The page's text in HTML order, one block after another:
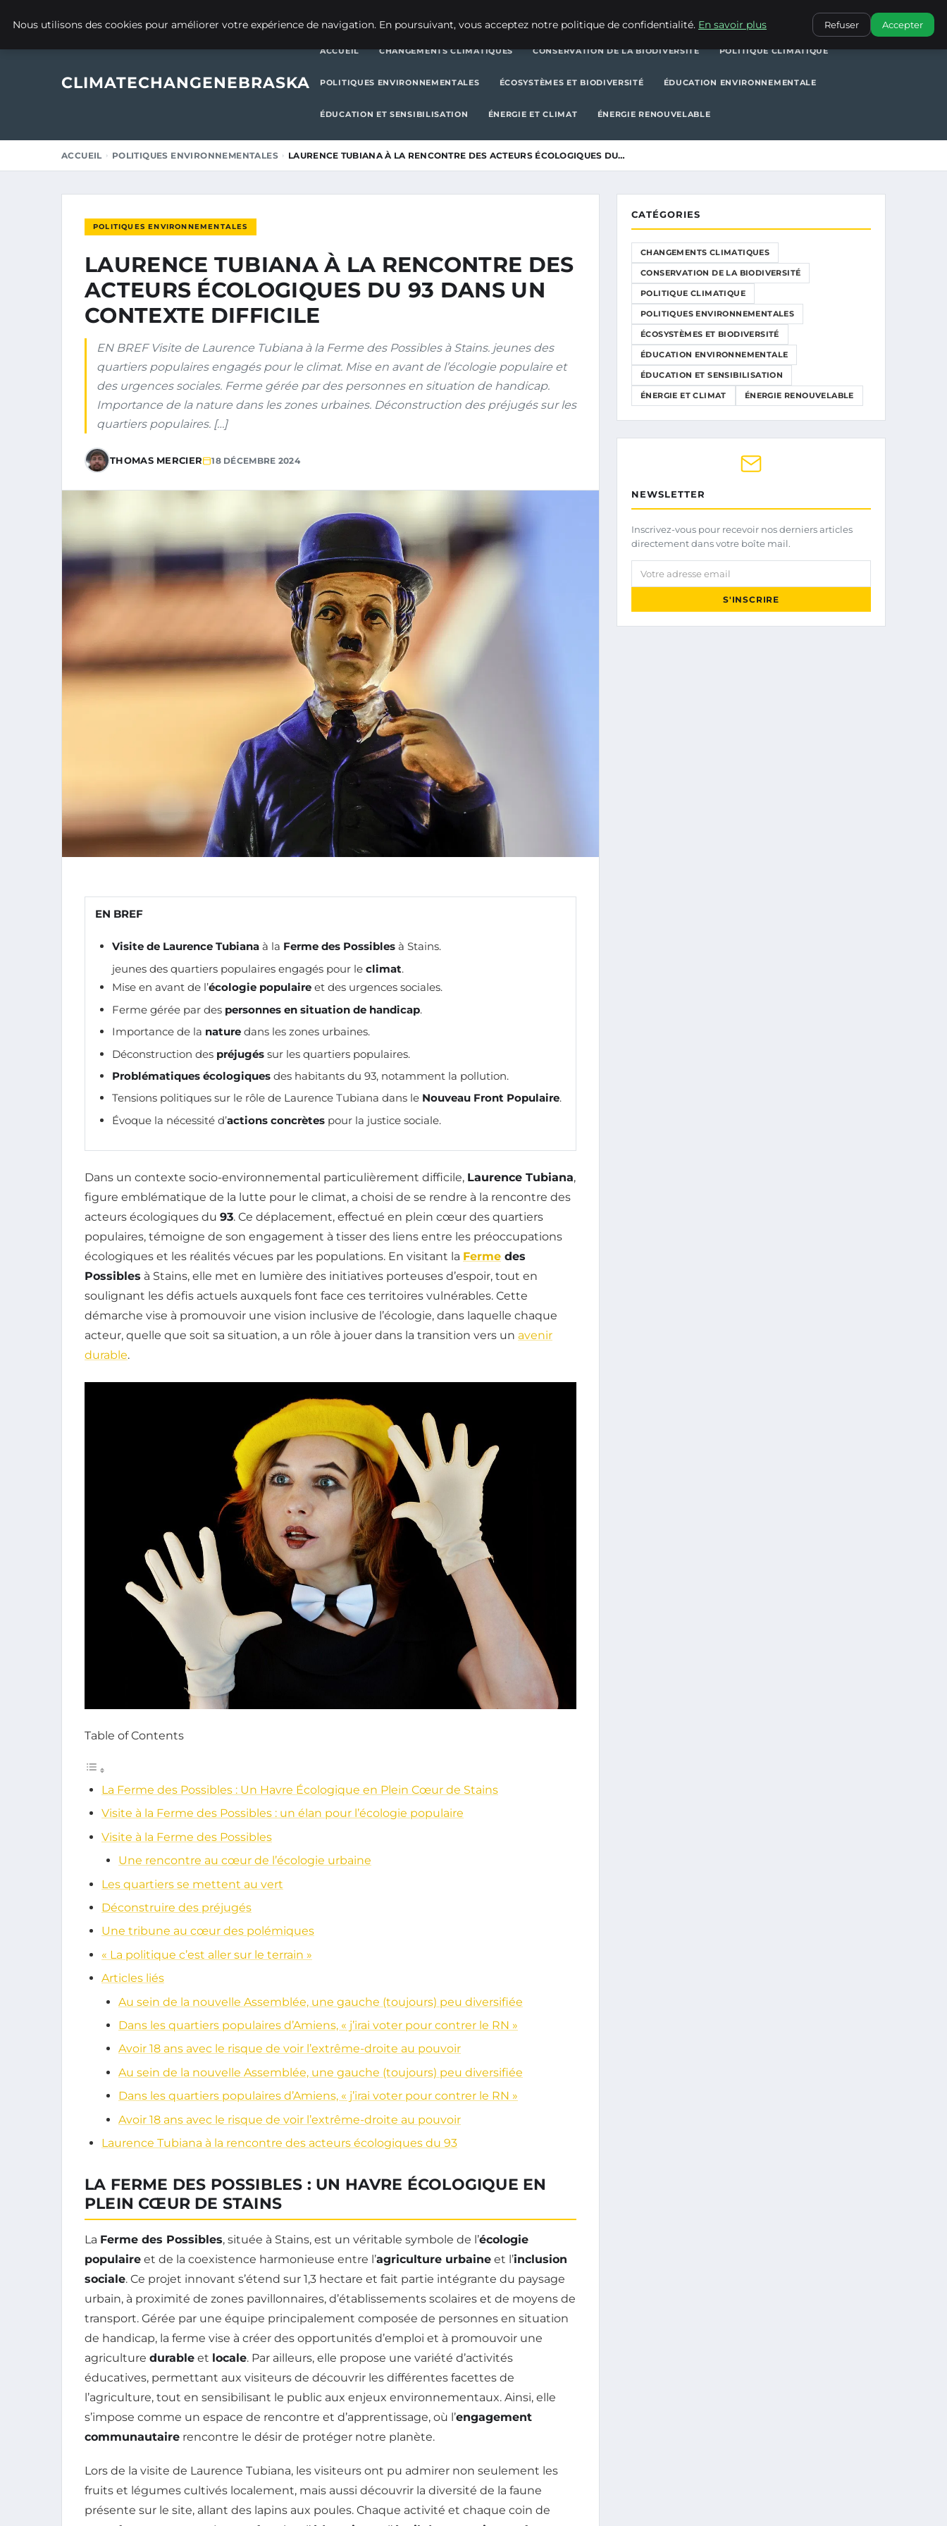
POLITIQUES ENVIRONNEMENTALES
CLIMATECHANGENEBRASKA
ACCUEIL CHANGEMENTS CLIMATIQUES CONSERVATION DE LA BIODIVERSITÉ POLITIQUE CLIMATIQUE
POLITIQUES ENVIRONNEMENTALES ÉCOSYSTÈMES ET BIODIVERSITÉ ÉDUCATION ENVIRONNEMENTALE
ÉDUCATION ET SENSIBILISATION ÉNERGIE ET CLIMAT ÉNERGIE RENOUVELABLE
ACCUEIL POLITIQUES ENVIRONNEMENTALES LAURENCE TUBIANA À LA RENCONTRE DES ACTEURS ÉCOLOGIQUES DU…
POLITIQUES ENVIRONNEMENTALES
LAURENCE TUBIANA À LA RENCONTRE DES
ACTEURS ÉCOLOGIQUES DU 93 DANS UN
CONTEXTE DIFFICILE
EN BREF Visite de Laurence Tubiana à la Ferme des Possibles à Stains. jeunes des
quartiers populaires engagés pour le climat. Mise en avant de l’écologie populaire et
des urgences sociales. Ferme gérée par des personnes en situation de handicap.
Importance de la nature dans les zones urbaines. Déconstruction des préjugés sur les
quartiers populaires. […]
THOMAS MERCIER 18 DÉCEMBRE 2024
EN BREF
Visite de Laurence Tubiana à la Ferme des Possibles à Stains.
jeunes des quartiers populaires engagés pour le climat.
Mise en avant de l’écologie populaire et des urgences sociales.
Ferme gérée par des personnes en situation de handicap.
Importance de la nature dans les zones urbaines.
Déconstruction des préjugés sur les quartiers populaires.
Problématiques écologiques des habitants du 93, notamment la pollution.
Tensions politiques sur le rôle de Laurence Tubiana dans le Nouveau Front Populaire.
Évoque la nécessité d’actions concrètes pour la justice sociale.
Dans un contexte socio-environnemental particulièrement difficile, Laurence Tubiana,
figure emblématique de la lutte pour le climat, a choisi de se rendre à la rencontre des
acteurs écologiques du 93. Ce déplacement, effectué en plein cœur des quartiers
populaires, témoigne de son engagement à tisser des liens entre les préoccupations
écologiques et les réalités vécues par les populations. En visitant la Ferme des
Possibles à Stains, elle met en lumière des initiatives porteuses d’espoir, tout en
soulignant les défis actuels auxquels font face ces territoires vulnérables. Cette
démarche vise à promouvoir une vision inclusive de l’écologie, dans laquelle chaque
acteur, quelle que soit sa situation, a un rôle à jouer dans la transition vers un avenir
durable.
Table of Contents
La Ferme des Possibles : Un Havre Écologique en Plein Cœur de Stains
Visite à la Ferme des Possibles : un élan pour l’écologie populaire
Visite à la Ferme des Possibles
Une rencontre au cœur de l’écologie urbaine
Les quartiers se mettent au vert
Déconstruire des préjugés
Une tribune au cœur des polémiques
« La politique c’est aller sur le terrain »
Articles liés
Au sein de la nouvelle Assemblée, une gauche (toujours) peu diversifiée
Dans les quartiers populaires d’Amiens, « j’irai voter pour contrer le RN »
Avoir 18 ans avec le risque de voir l’extrême-droite au pouvoir
Au sein de la nouvelle Assemblée, une gauche (toujours) peu diversifiée
Dans les quartiers populaires d’Amiens, « j’irai voter pour contrer le RN »
Avoir 18 ans avec le risque de voir l’extrême-droite au pouvoir
Laurence Tubiana à la rencontre des acteurs écologiques du 93
LA FERME DES POSSIBLES : UN HAVRE ÉCOLOGIQUE EN
PLEIN CŒUR DE STAINS
La Ferme des Possibles, située à Stains, est un véritable symbole de l’écologie
populaire et de la coexistence harmonieuse entre l’agriculture urbaine et l’inclusion
sociale. Ce projet innovant s’étend sur 1,3 hectare et fait partie intégrante du paysage
urbain, à proximité de zones pavillonnaires, d’établissements scolaires et de moyens de
transport. Gérée par une équipe principalement composée de personnes en situation
de handicap, la ferme vise à créer des opportunités d’emploi et à promouvoir une
agriculture durable et locale. Par ailleurs, elle propose une variété d’activités
éducatives, permettant aux visiteurs de découvrir les différentes facettes de
l’agriculture, tout en sensibilisant le public aux enjeux environnementaux. Ainsi, elle
s’impose comme un espace de rencontre et d’apprentissage, où l’engagement
communautaire rencontre le désir de protéger notre planète.
Lors de la visite de Laurence Tubiana, les visiteurs ont pu admirer non seulement les
fruits et légumes cultivés localement, mais aussi découvrir la diversité de la faune
présente sur le site, allant des lapins aux poules. Chaque activité et chaque coin de
CATÉGORIES
CHANGEMENTS CLIMATIQUES
CONSERVATION DE LA BIODIVERSITÉ
POLITIQUE CLIMATIQUE
POLITIQUES ENVIRONNEMENTALES
ÉCOSYSTÈMES ET BIODIVERSITÉ
ÉDUCATION ENVIRONNEMENTALE
ÉDUCATION ET SENSIBILISATION
ÉNERGIE ET CLIMAT ÉNERGIE RENOUVELABLE
NEWSLETTER
Inscrivez-vous pour recevoir nos derniers articles
directement dans votre boîte mail.
Votre adresse email
S'INSCRIRE
Nous utilisons des cookies pour améliorer votre expérience de navigation. En poursuivant, vous acceptez notre politique de confidentialité. En savoir plus Refuser Accepter